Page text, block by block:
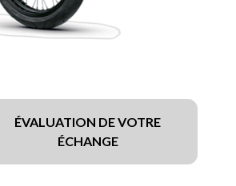
ÉVALUATION DE VOTRE
ÉCHANGE